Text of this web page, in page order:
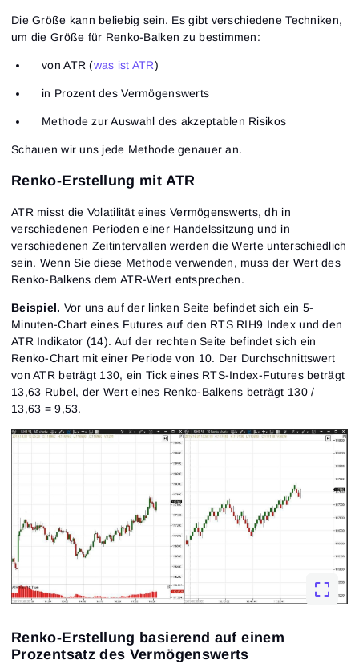
Die Größe kann beliebig sein. Es gibt verschiedene Techniken,
um die Größe für Renko-Balken zu bestimmen:
von ATR (was ist ATR)
in Prozent des Vermögenswerts
Methode zur Auswahl des akzeptablen Risikos
Schauen wir uns jede Methode genauer an.
Renko-Erstellung mit ATR
ATR misst die Volatilität eines Vermögenswerts, dh in
verschiedenen Perioden einer Handelssitzung und in
verschiedenen Zeitintervallen werden die Werte unterschiedlich
sein. Wenn Sie diese Methode verwenden, muss der Wert des
Renko-Balkens dem ATR-Wert entsprechen.
Beispiel. Vor uns auf der linken Seite befindet sich ein 5-
Minuten-Chart eines Futures auf den RTS RIH9 Index und den
ATR Indikator (14). Auf der rechten Seite befindet sich ein
Renko-Chart mit einer Periode von 10. Der Durchschnittswert
von ATR beträgt 130, ein Tick eines RTS-Index-Futures beträgt
13,63 Rubel, der Wert eines Renko-Balkens beträgt 130 /
13,63 = 9,53.
Renko-Erstellung basierend auf einem
Prozentsatz des Vermögenswerts